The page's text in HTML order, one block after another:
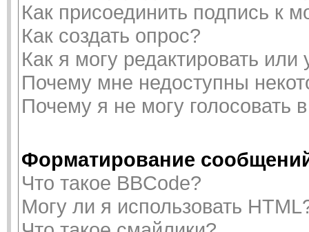
Как присоединить подпись к
Как создать опрос?
Как я могу редактировать или
Почему мне недоступны
Почему я не могу голосовать
Форматирование
Что такое BBCode?
Могу ли я использовать